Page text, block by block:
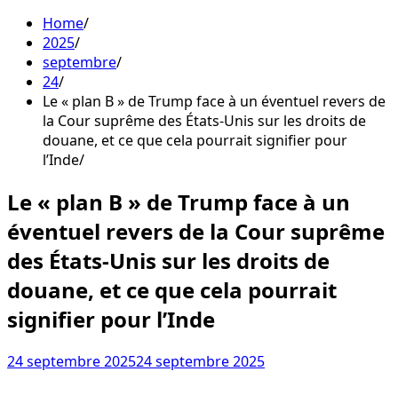
Home
2025
septembre
24
Le « plan B » de Trump face à un éventuel revers de
la Cour suprême des États-Unis sur les droits de
douane, et ce que cela pourrait signifier pour
l’Inde
Le « plan B » de Trump face à un
éventuel revers de la Cour suprême
des États-Unis sur les droits de
douane, et ce que cela pourrait
signifier pour l’Inde
24 septembre 202524 septembre 2025